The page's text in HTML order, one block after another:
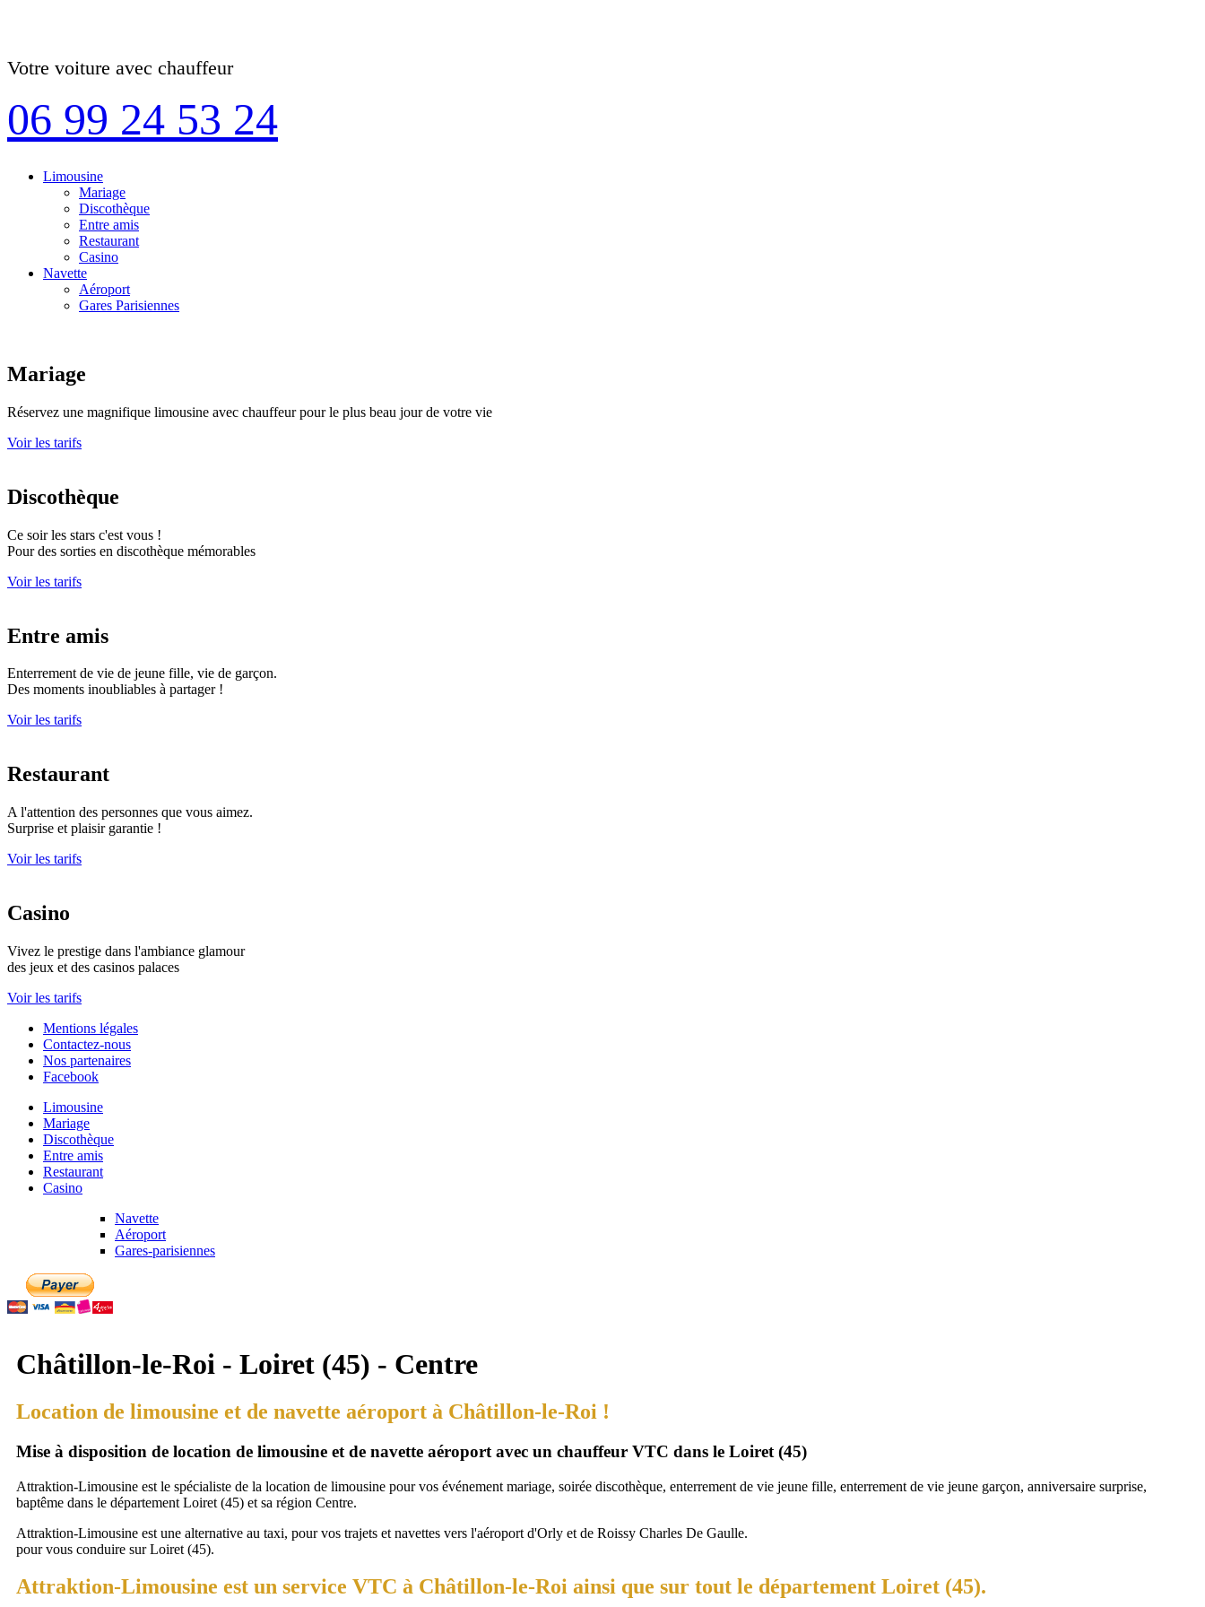
Votre voiture avec chauffeur
06 99 24 53 24
Limousine
Mariage
Discothèque
Entre amis
Restaurant
Casino
Navette
Aéroport
Gares Parisiennes
Mariage
Réservez une magnifique limousine avec chauffeur pour le plus beau jour de votre vie
Voir les tarifs
Discothèque
Ce soir les stars c'est vous !
Pour des sorties en discothèque mémorables
Voir les tarifs
Entre amis
Enterrement de vie de jeune fille, vie de garçon.
Des moments inoubliables à partager !
Voir les tarifs
Restaurant
A l'attention des personnes que vous aimez.
Surprise et plaisir garantie !
Voir les tarifs
Casino
Vivez le prestige dans l'ambiance glamour
des jeux et des casinos palaces
Voir les tarifs
Mentions légales
Contactez-nous
Nos partenaires
Facebook
Limousine
Mariage
Discothèque
Entre amis
Restaurant
Casino
Navette
Aéroport
Gares-parisiennes
Châtillon-le-Roi - Loiret (45) - Centre
Location de limousine et de navette aéroport à Châtillon-le-Roi !
Mise à disposition de location de limousine et de navette aéroport avec un chauffeur VTC dans le Loiret (45)
Attraktion-Limousine est le spécialiste de la location de limousine pour vos événement mariage, soirée discothèque, enterrement de vie jeune fille, enterrement de vie jeune garçon, anniversaire surprise,
baptême dans le département Loiret (45) et sa région Centre.
Attraktion-Limousine est une alternative au taxi, pour vos trajets et navettes vers l'aéroport d'Orly et de Roissy Charles De Gaulle.
pour vous conduire sur Loiret (45).
Attraktion-Limousine est un service VTC à Châtillon-le-Roi ainsi que sur tout le département Loiret (45).